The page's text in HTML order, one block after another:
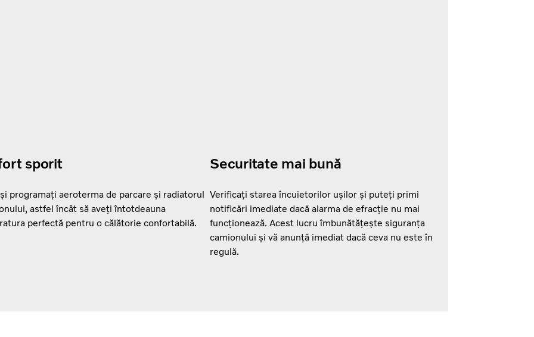
sporit
programați aeroterma de parcare și radiatorul
astfel încât să aveți întotdeauna
perfectă pentru o călătorie confortabilă.
Securitate mai bună
Verificați starea încuietorilor ușilor și puteți primi
notificări imediate dacă alarma de efracție nu mai
funcționează. Acest lucru îmbunătățește siguranța
camionului și vă anunță imediat dacă ceva nu este în
regulă.